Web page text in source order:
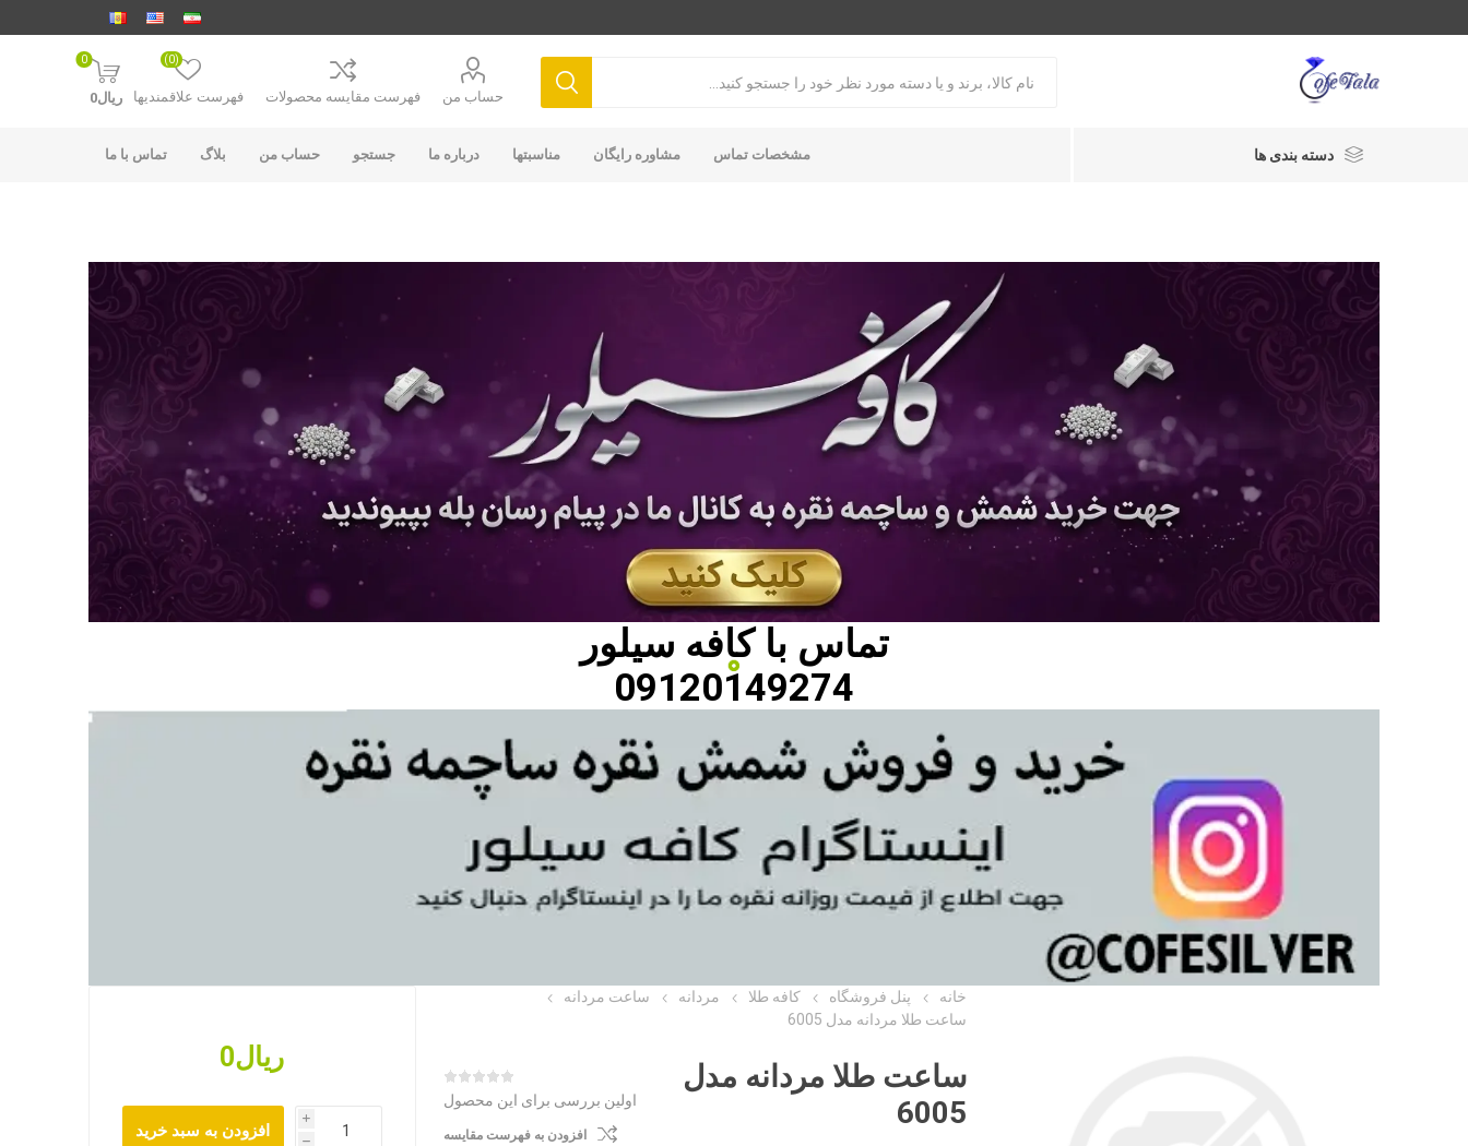
حساب من فهرست مقایسه محصولات فهرست علاقمندیها
(0)
0
ریال0
دسته بندی ها مشخصات تماس مشاوره رایگان مناسبتها درباره ما جستجو حساب من بلاگ تماس با ما
تماس باکافه سیلور
09120149274
خانه پنل فروشگاه کافه طلا مردانه
ساعت مردانه
ساعت طلا مردانه مدل 6005
ساعت طلا مردانه مدل
6005
اولین بررسی برای این محصول
افزودن به فهرست مقایسه
ریال0
i
h
افزودن به سبد خرید